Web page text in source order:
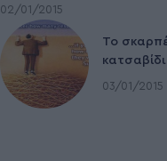
02/01/2015
To
κατσαβίδι
03/01/2015